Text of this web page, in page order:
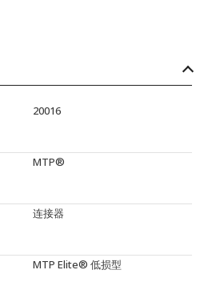
20016
MTP®
连接器
MTP Elite® 低损型